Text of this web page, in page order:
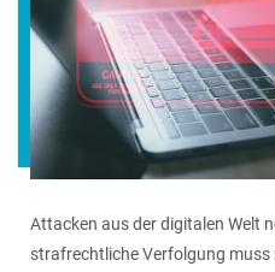
Attacken aus der digitalen Welt
strafrechtliche Verfolgung muss